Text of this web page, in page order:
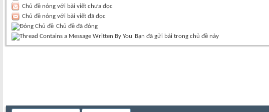
Chủ đề nóng với bài viết chưa đọc
Chủ đề nóng với bài viết đã đọc
Chủ đề đã đóng
Bạn đã gửi bài trong chủ đề này